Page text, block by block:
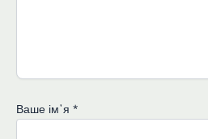
Ваше імʼя *